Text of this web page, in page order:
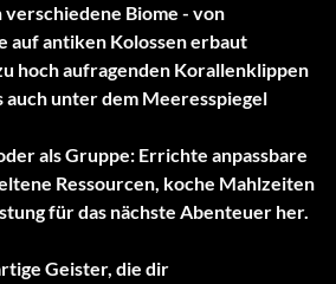
verschiedene Biome - von
auf antiken Kolossen erbaut
hoch aufragenden Korallenklippen
auch unter dem Meeresspiegel
als Gruppe: Errichte anpassbare
Ressourcen, koche Mahlzeiten
für das nächste Abenteuer her.
Geister, die dir